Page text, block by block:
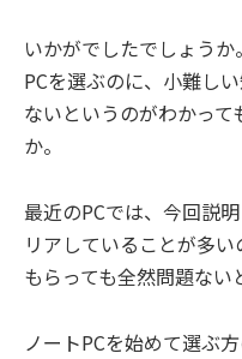
いかがでしたでしょうか。
PCを選ぶのに、小難し
ないというのがわかっ
か。
最近のPCでは、今回説
リアしていることが多
もらっても全然問題ない
ノートPCを始めて選ぶ